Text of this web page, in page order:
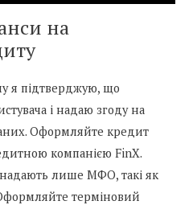
на
я підтверджую, що
і надаю згоду на
Оформляйте кредит
компанією FinX.
лише МФО, такі як
терміновий